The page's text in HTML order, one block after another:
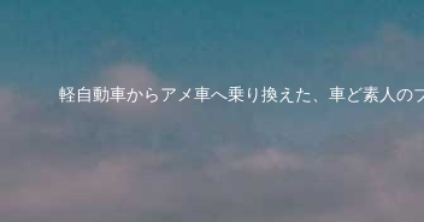
軽自動車からアメ車へ乗り換えた、車ど素人